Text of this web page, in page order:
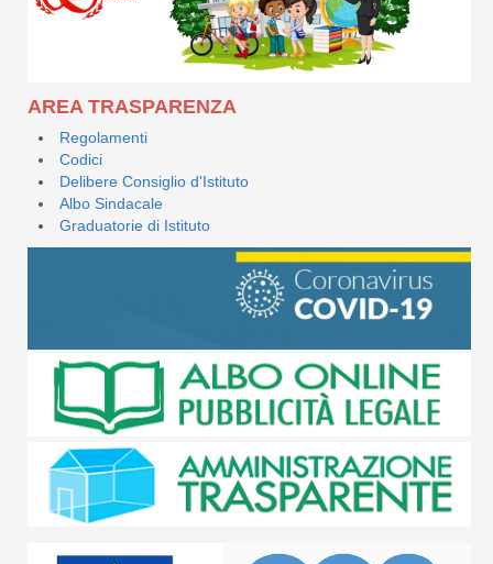
AREA TRASPARENZA
Regolamenti
Codici
Delibere Consiglio d'Istituto
Albo Sindacale
Graduatorie di Istituto